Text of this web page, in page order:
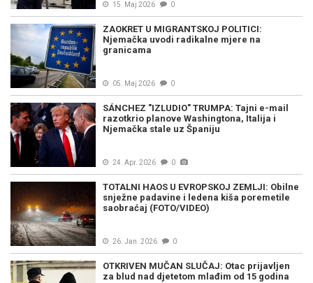
15. Maj 2026 0
ZAOKRET U MIGRANTSKOJ POLITICI:
Njemačka uvodi radikalne mjere na
granicama
05. Maj 2026 0
SÁNCHEZ "IZLUDIO" TRUMPA: Tajni e-mail
razotkrio planove Washingtona, Italija i
Njemačka stale uz Španiju
24. Apr. 2026 0
TOTALNI HAOS U EVROPSKOJ ZEMLJI: Obilne
snježne padavine i ledena kiša poremetile
saobraćaj (FOTO/VIDEO)
26. Jan. 2026 0
OTKRIVEN MUČAN SLUČAJ: Otac prijavljen
za blud nad djetetom mlađim od 15 godina